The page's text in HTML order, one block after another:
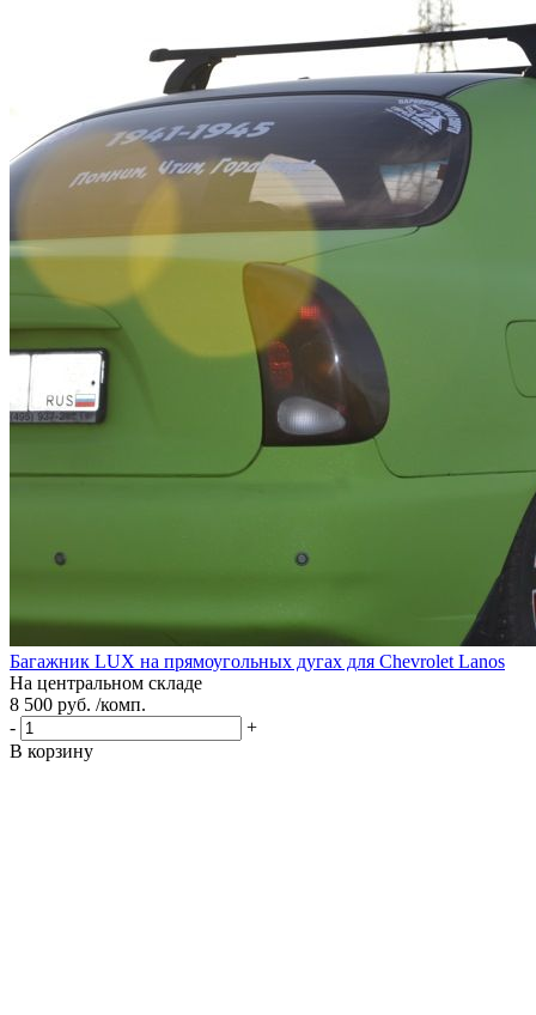
Багажник LUX на прямоугольных дугах для Chevrolet Lanos
На центральном складе
8 500 руб. /комп.
-
+
В корзину